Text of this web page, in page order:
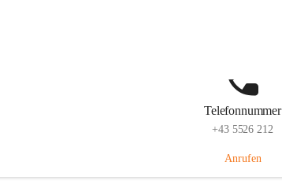
Telefonnummer
+43 5526 212
Anrufen